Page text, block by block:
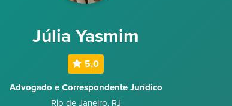
Júlia Yasmim
5,0
Advogado e Correspondente Jurídico
Rio de Janeiro, RJ